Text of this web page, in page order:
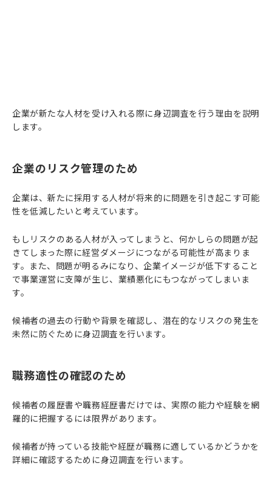
企業が新たな人材を受け入れる際に身辺調査を行う理由を説明
します。
企業のリスク管理のため
企業は、新たに採用する人材が将来的に問題を引き起こす可能
性を低減したいと考えています。
もしリスクのある人材が入ってしまうと、何かしらの問題が起
きてしまった際に経営ダメージにつながる可能性が高まりま
す。また、問題が明るみになり、企業イメージが低下すること
で事業運営に支障が生じ、業績悪化にもつながってしまいま
す。
候補者の過去の行動や背景を確認し、潜在的なリスクの発生を
未然に防ぐために身辺調査を行います。
職務適性の確認のため
候補者の履歴書や職務経歴書だけでは、実際の能力や経験を網
羅的に把握するには限界があります。
候補者が持っている技能や経歴が職務に適しているかどうかを
詳細に確認するために身辺調査を行います。